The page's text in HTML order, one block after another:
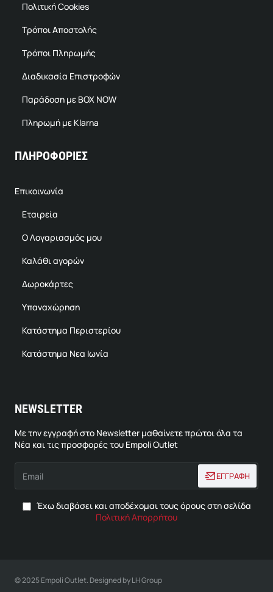
Πολιτική Cookies
Τρόποι Αποστολής
Τρόποι Πληρωμής
Διαδικασία Επιστροφών
Παράδοση με BOX NOW
Πληρωμή με Klarna
ΠΛΗΡΟΦΟΡΙΕΣ
Επικοινωνία
Εταιρεία
Ο Λογαριασμός μου
Καλάθι αγορών
Δωροκάρτες
Υπαναχώρηση
Κατάστημα Περιστερίου
Κατάστημα Νεα Ιωνία
NEWSLETTER
Με την εγγραφή στο Newsletter μαθαίνετε πρώτοι όλα τα
Νέα και τις προσφορές του Empoli Outlet
ΕΓΓΡΑΦΗ
Έχω διαβάσει και αποδέχομαι τους όρους στη σελίδα
Πολιτική Απορρήτου
© 2025 Empoli Outlet. Designed by LH Group